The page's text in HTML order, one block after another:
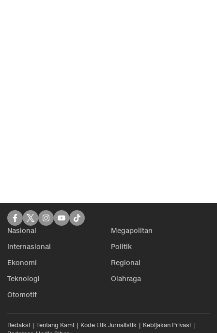
Nasional
Megapolitan
Internasional
Politik
Ekonomi
Regional
Teknologi
Olahraga
Otomotif
Redaksi Tentang Kami Kode Etik Jurnalistik
Kebijakan Privasi